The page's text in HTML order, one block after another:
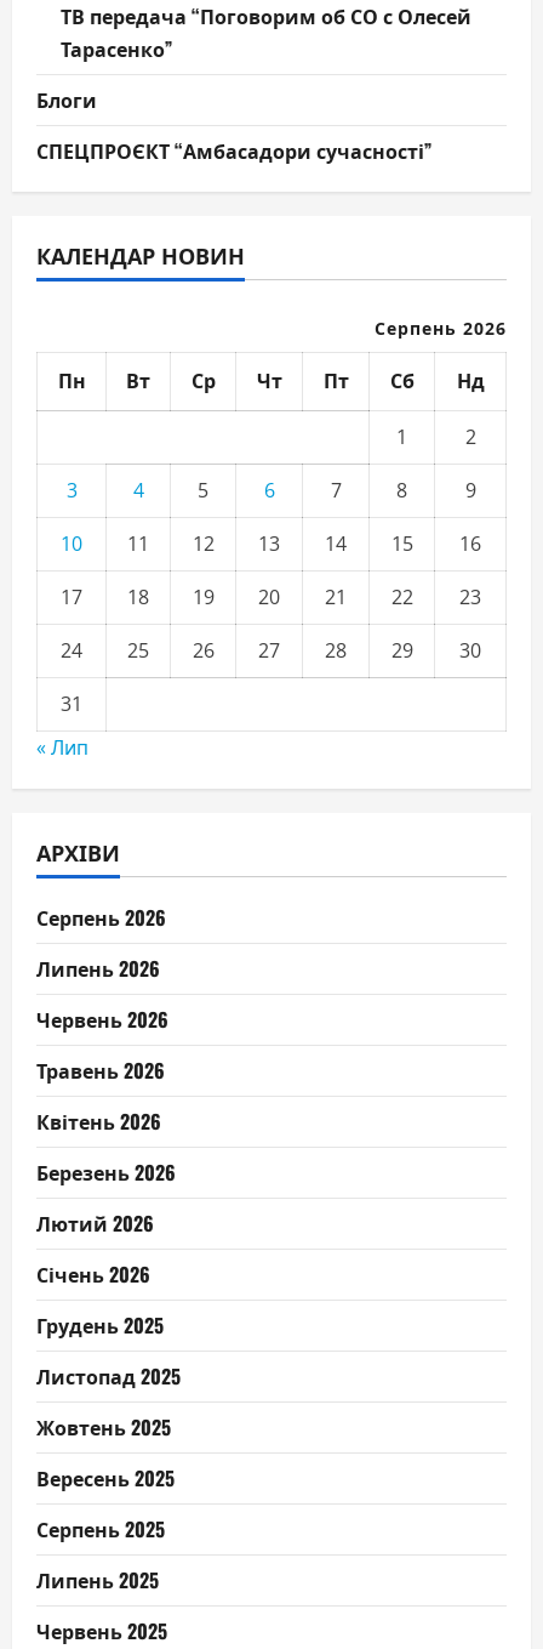
ТВ передача “Поговорим об СО с Олесей
Тарасенко”
Блоги
СПЕЦПРОЄКТ “Амбасадори сучасності”
КАЛЕНДАР НОВИН
Серпень 2026
Пн Вт Ср Чт Пт Сб Нд
1
2
3
4 5 6 7 8
9
10
11 12 13 14 15
16
17
18 19 20 21 22
23
24
25 26 27 28 29
30
31
« Лип
АРХІВИ
Серпень 2026
Липень 2026
Червень 2026
Травень 2026
Квітень 2026
Березень 2026
Лютий 2026
Січень 2026
Грудень 2025
Листопад 2025
Жовтень 2025
Вересень 2025
Серпень 2025
Липень 2025
Червень 2025